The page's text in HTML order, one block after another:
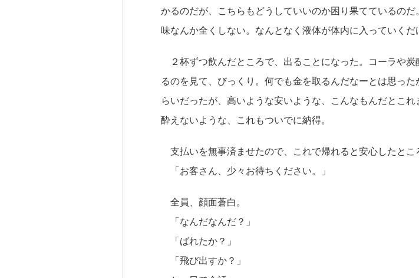
かるのだが、こちらもどうしていいのか困り果てているの
味なんか全くしない。なんとなく液体が体内に入っていくだ
２杯ずつ飲んだところで、出ることになった。コーラや
るのを見て、びっくり。何でも金を取るんだなーとは思っ
らいだったが、高いような安いような、こんなもんだとこ
酔えないような、これもついでに納得。
支払いを無事済ませたので、これで帰れると安心したとこ
「お客さん、少々お待ちください。」
全員、顔面蒼白。
「なんだなんだ？」
「ばれたか？」
「飛び出すか？」